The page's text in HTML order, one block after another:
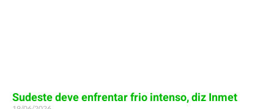
Sudeste deve enfrentar frio intenso, diz Inmet